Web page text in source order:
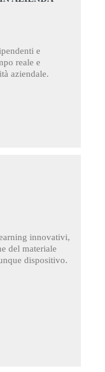
e
reale e
aziendale.
innovativi,
del materiale
dispositivo.